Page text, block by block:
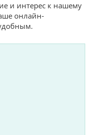
и интерес к нашему
онлайн-